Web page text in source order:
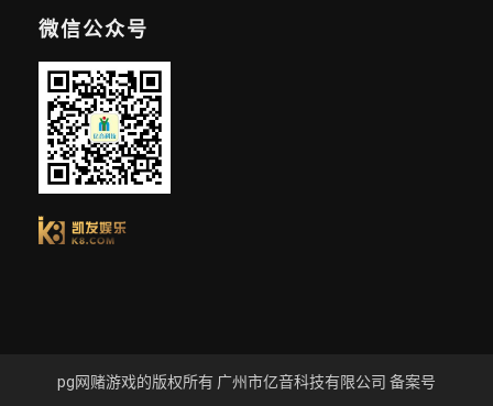
微信公众号
pg网赌游戏的版权所有 广州市亿音科技有限公司 备案号